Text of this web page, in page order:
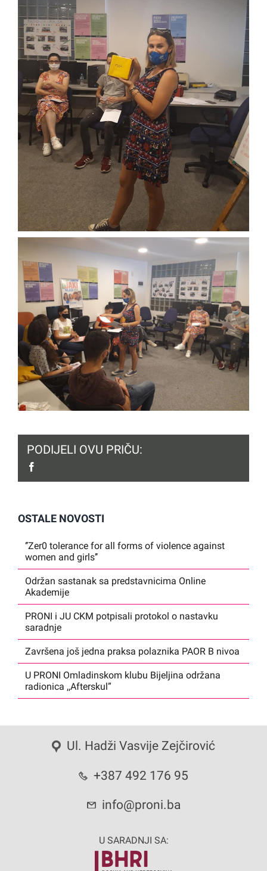
PODIJELI OVU PRIČU:
OSTALE NOVOSTI
‘’Zer0 tolerance for all forms of violence against
women and girls’’
Održan sastanak sa predstavnicima Online
Akademije
PRONI i JU CKM potpisali protokol o nastavku
saradnje
Završena još jedna praksa polaznika PAOR B nivoa
U PRONI Omladinskom klubu Bijeljina održana
radionica ,,Afterskul”
Ul. Hadži Vasvije Zejčirović
+387 492 176 95
info@proni.ba
U SARADNJI SA: